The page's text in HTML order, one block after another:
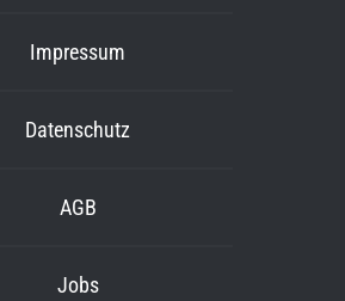
Impressum
Datenschutz
AGB
Jobs